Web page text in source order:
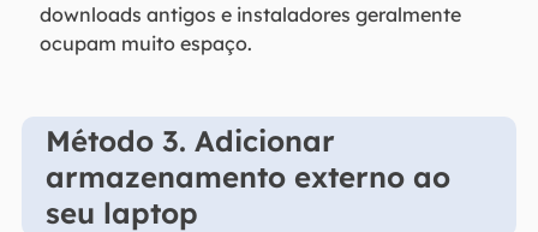
downloads antigos e instaladores geralmente
ocupam muito espaço.
Método 3. Adicionar
armazenamento externo ao
seu laptop